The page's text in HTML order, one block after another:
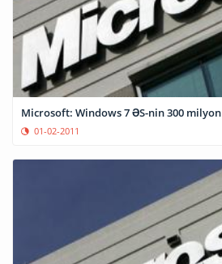
Microsoft: Windows 7 ƏS-nin 300 milyon
01-02-2011